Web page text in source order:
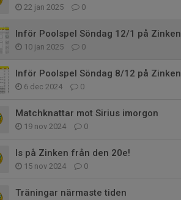
22 jan 2025 0
Inför Poolspel Söndag 12/1 på Zinken
10 jan 2025 0
Inför Poolspel Söndag 8/12 på Zinken
6 dec 2024 0
Matchknattar mot Sirius imorgon
19 nov 2024 0
Is på Zinken från den 20e!
15 nov 2024 0
Träningar närmaste tiden